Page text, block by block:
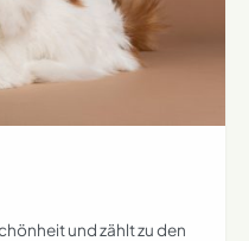
und zählt zu den